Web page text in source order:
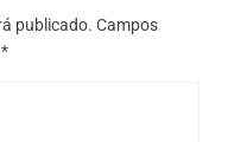
publicado. Campos
*